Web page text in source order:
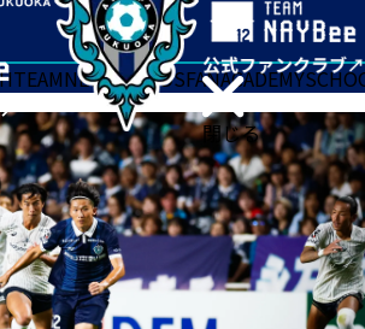
閉じる
TEAMNEWSGOODSFANACADEMY